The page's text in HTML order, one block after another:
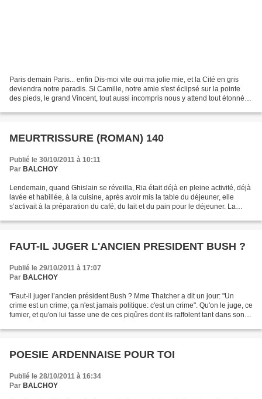
Paris demain Paris... enfin Dis-moi vite oui ma jolie mie, et la Cité en gris
deviendra notre paradis. Si Camille, notre amie s'est éclipsé sur la pointe
des pieds, le grand Vincent, tout aussi incompris nous y attend tout étonné
MEURTRISSURE (ROMAN) 140
Publié le 30/10/2011 à 10:11
Par BALCHOY
Lendemain, quand Ghislain se réveilla, Ria était déjà en pleine activité, déjà
lavée et habillée, à la cuisine, après avoir mis la table du déjeuner, elle
s’activait à la préparation du café, du lait et du pain pour le déjeuner. La
FAUT-IL JUGER L'ANCIEN PRESIDENT BUSH ?
Publié le 29/10/2011 à 17:07
Par BALCHOY
"Faut-il juger l’ancien président Bush ? Mme Thatcher a dit un jour: "Un
crime est un crime; ça n'est jamais politique: c'est un crime". Qu'on le juge, ce
fumier, et qu'on lui fasse une de ces piqûres dont ils raffolent tant dans son
POESIE ARDENNAISE POUR TOI
Publié le 28/10/2011 à 16:34
Par BALCHOY